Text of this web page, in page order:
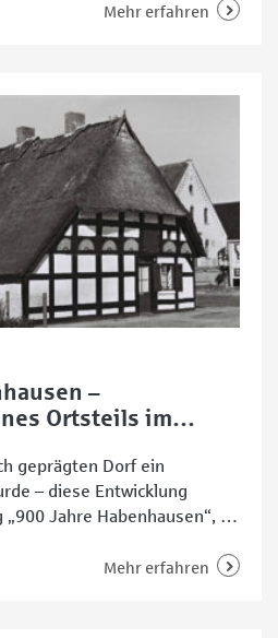
aus der Stadtteilfilale
Mehr erfahren
–
Ortsteils im
geprägten Dorf ein
– diese Entwicklung
Jahre Habenhausen“, die
zu sehen ist. DieMehr erfahren